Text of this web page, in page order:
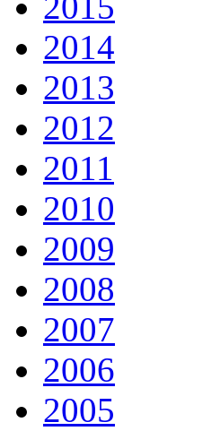
2014
2013
2012
2011
2010
2009
2008
2007
2006
2005